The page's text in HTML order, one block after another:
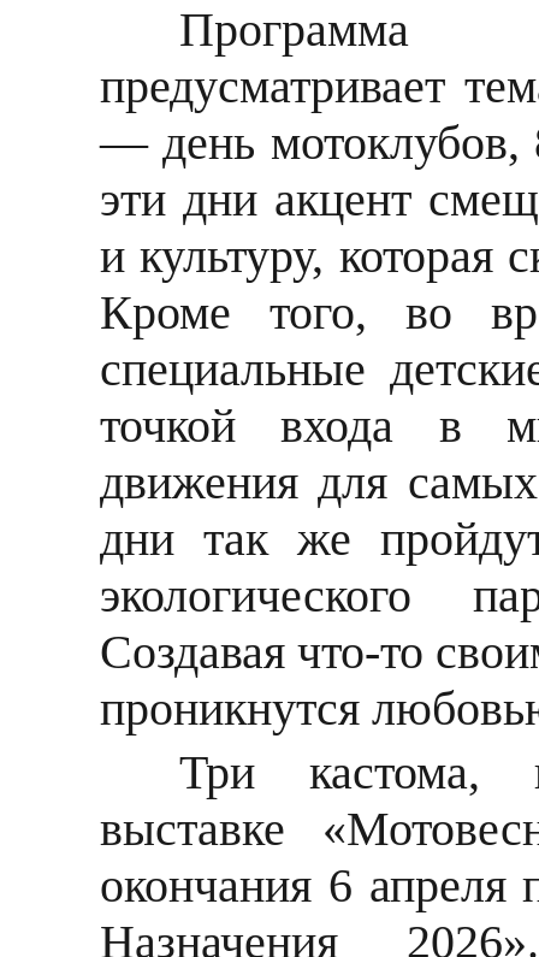
предусматривает
— день
эти дни акцент
и культуру, которая
Кроме того, во
специальные
точкой входа в
движения для
дни так же
экологического
Создавая что-то
проникнутся
Три кастома,
выставке
окончания 6 апреля
Назначения